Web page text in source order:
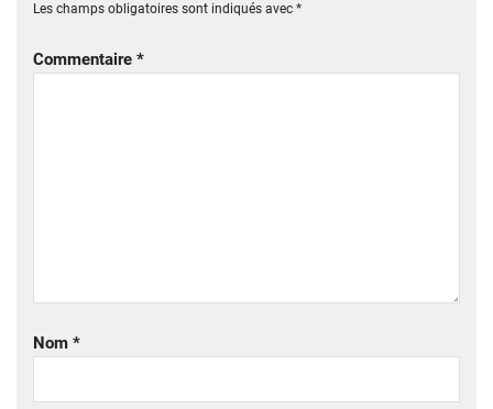
Les champs obligatoires sont indiqués avec *
Commentaire *
Nom *